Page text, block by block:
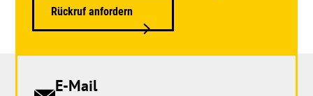
Rückruf anfordern
E-Mail